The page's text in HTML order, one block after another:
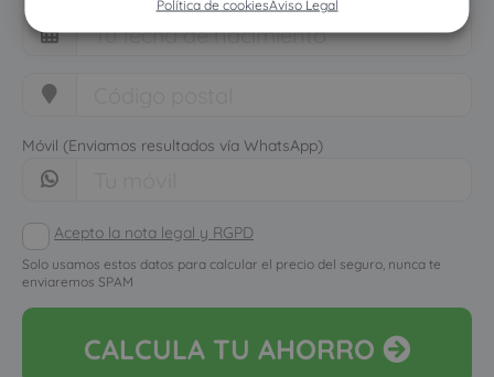
Política de cookiesAviso Legal
Móvil (Enviamos resultados vía WhatsApp)
Acepto la nota legal y RGPD
Solo usamos estos datos para calcular el precio del seguro, nunca te
enviaremos SPAM
CALCULA TU AHORRO